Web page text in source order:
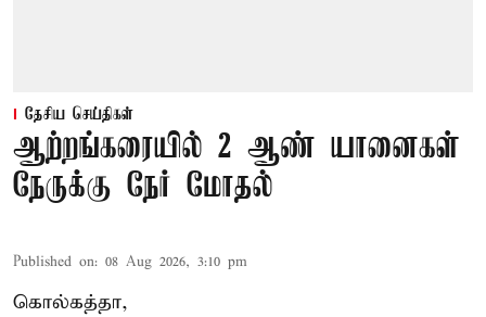
தேசிய செய்திகள்
ஆற்றங்கரையில் 2 ஆண் யானைகள்
நேருக்கு நேர் மோதல்
Published on: 08 Aug 2026, 3:10 pm
கொல்கத்தா,